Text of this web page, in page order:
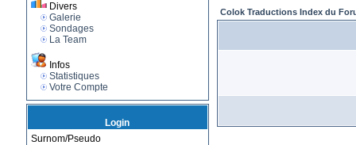
Divers
Galerie
Sondages
La Team
Infos
Statistiques
Votre Compte
Login
Surnom/Pseudo
Colok Traductions Index du